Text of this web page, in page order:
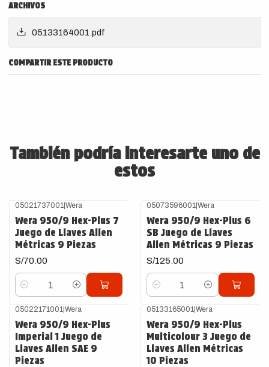
ARCHIVOS
05133164001.pdf
COMPARTIR ESTE PRODUCTO
También podría interesarte uno de
estos
05021737001 |Wera
Wera 950/9 Hex-Plus 7
Juego de Llaves Allen
Métricas 9 Piezas
S/70.00
Cantidad
05073596001 |Wera
Wera 950/9 Hex-Plus 6
SB Juego de Llaves
Allen Métricas 9 Piezas
S/125.00
Cantidad
05022171001 |Wera
Wera 950/9 Hex-Plus
Imperial 1 Juego de
Llaves Allen SAE 9
Piezas
05133165001 |Wera
Wera 950/9 Hex-Plus
Multicolour 3 Juego de
Llaves Allen Métricas
10 Piezas